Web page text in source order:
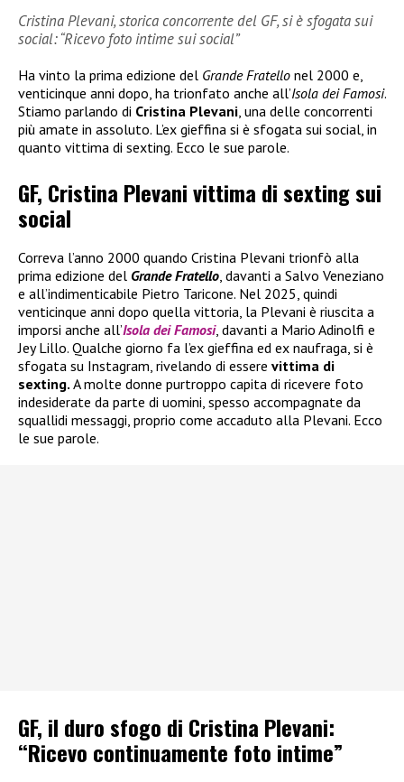
Cristina Plevani, storica concorrente del GF, si è sfogata sui
social: “Ricevo foto intime sui social”
Ha vinto la prima edizione del Grande Fratello nel 2000 e,
venticinque anni dopo, ha trionfato anche all’Isola dei Famosi.
Stiamo parlando di Cristina Plevani , una delle concorrenti
più amate in assoluto. L’ex gieffina si è sfogata sui social, in
quanto vittima di sexting. Ecco le sue parole.
GF, Cristina Plevani vittima di sexting sui
social
Correva l’anno 2000 quando Cristina Plevani trionfò alla
prima edizione del Grande Fratello , davanti a Salvo Veneziano
e all’indimenticabile Pietro Taricone. Nel 2025, quindi
venticinque anni dopo quella vittoria, la Plevani è riuscita a
imporsi anche all’Isola dei Famosi, davanti a Mario Adinolfi e
Jey Lillo. Qualche giorno fa l’ex gieffina ed ex naufraga, si è
sfogata su Instagram, rivelando di essere vittima di
sexting. A molte donne purtroppo capita di ricevere foto
indesiderate da parte di uomini, spesso accompagnate da
squallidi messaggi, proprio come accaduto alla Plevani. Ecco
le sue parole.
GF, il duro sfogo di Cristina Plevani:
“Ricevo continuamente foto intime”